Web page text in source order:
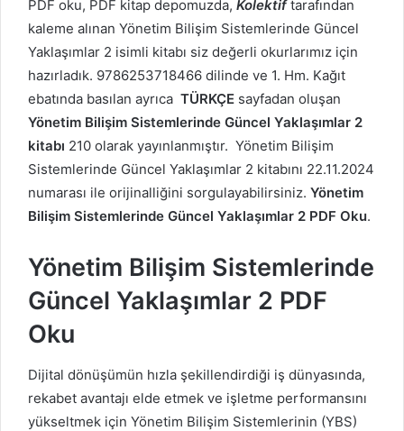
PDF oku, PDF kitap depomuzda, Kolektiftarafından
kaleme alınan Yönetim Bilişim Sistemlerinde Güncel
Yaklaşımlar 2 isimli kitabı siz değerli okurlarımız için
hazırladık. 9786253718466 dilinde ve 1. Hm. Kağıt
ebatında basılan ayrıca TÜRKÇE sayfadan oluşan
Yönetim Bilişim Sistemlerinde Güncel Yaklaşımlar 2
kitabı 210 olarak yayınlanmıştır. Yönetim Bilişim
Sistemlerinde Güncel Yaklaşımlar 2 kitabını 22.11.2024
numarası ile orijinalliğini sorgulayabilirsiniz. Yönetim
Bilişim Sistemlerinde Güncel Yaklaşımlar 2 PDF Oku.
Yönetim Bilişim Sistemlerinde
Güncel Yaklaşımlar 2 PDF
Oku
Dijital dönüşümün hızla şekillendirdiği iş dünyasında,
rekabet avantajı elde etmek ve işletme performansını
yükseltmek için Yönetim Bilişim Sistemlerinin (YBS)